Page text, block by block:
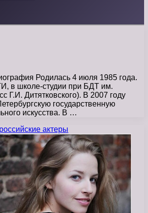
Родилась 4 июля 1985 года.
в школе-студии при БДТ им.
Г.И. Дитятковского). В 2007 году
государственную
искусства. В …
актеры